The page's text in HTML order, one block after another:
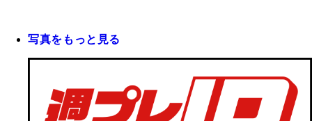
写真をもっと見る